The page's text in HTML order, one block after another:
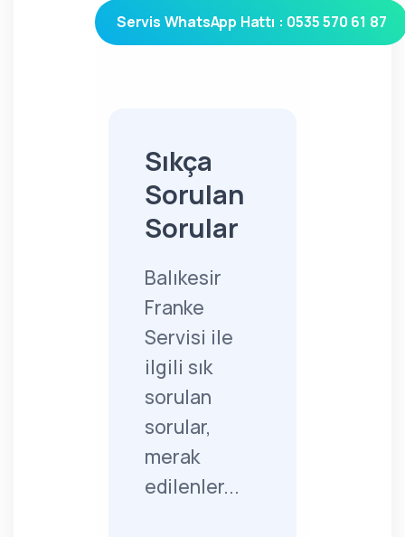
Servis WhatsApp Hattı : 0535 570 61 87
Sıkça
Sorulan
Sorular
Balıkesir
Franke
Servisi ile
ilgili sık
sorulan
sorular,
merak
edilenler...